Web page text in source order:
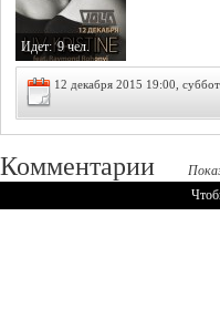
Идет: 9 чел.
12 декабря 2015 19:00,
Комментарии